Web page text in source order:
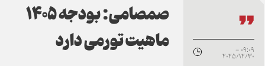
09:09 -
2025/12/30
صمصامی: بودجه 1405
ماهیت تورمی دارد